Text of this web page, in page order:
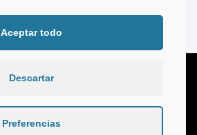
to reduce spam.Learn how your comment
Todos los derechos reservados.
porAragon Marketing
Aceptar todo
Descartar
Preferencias